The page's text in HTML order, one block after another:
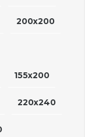
200x200
155x200
220x240